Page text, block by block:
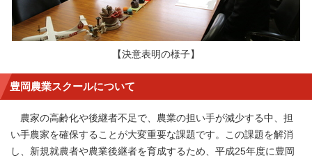
【決意表明の様子】
豊岡農業スクールについて
農家の高齢化や後継者不足で、農業の担い手が減少する中、担
い手農家を確保することが大変重要な課題です。この課題を解消
し、新規就農者や農業後継者を育成するため、平成25年度に豊岡